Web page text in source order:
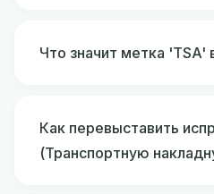
Что значит метка 'TSA'
Как перевыставить
(Транспортную